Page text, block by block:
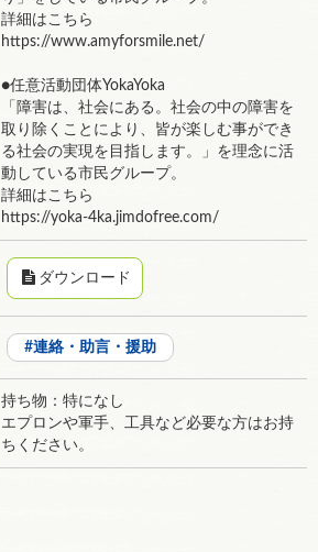
詳細はこちら
https://www.amyforsmile.net/
●任意活動団体YokaYoka
「障害は、社会にある。社会の中の障害を
取り除くことにより、皆が楽しむ事ができ
る社会の実現を目指します。」を理念に活
動している市民グループ。
詳細はこちら
https://yoka-4ka.jimdofree.com/
ダウンロード
連絡・助言・援助
持ち物：特になし
エプロンや軍手、工具など必要な方はお持
ちください。